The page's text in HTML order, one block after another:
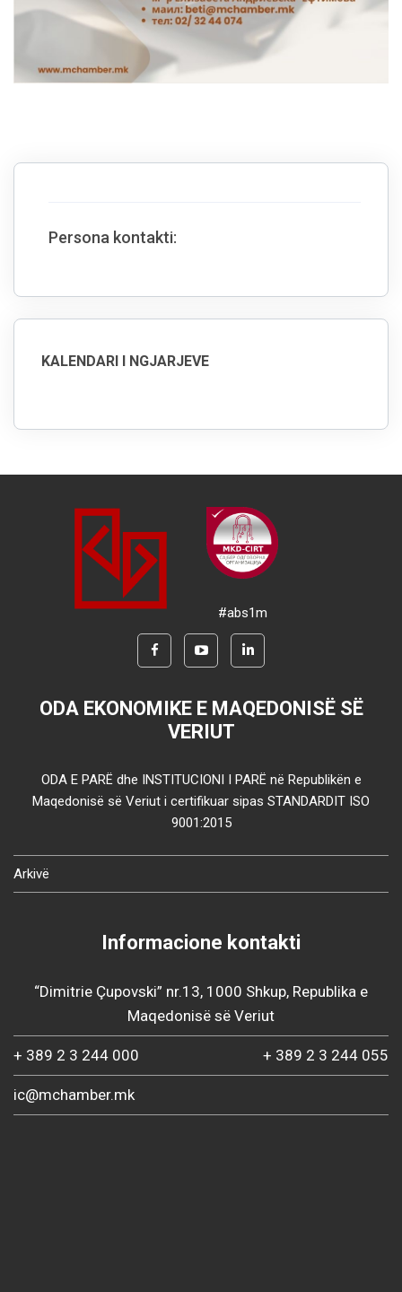
Persona kontakti:
KALENDARI I NGJARJEVE
#abs1m
ODA EKONOMIKE E MAQEDONISË SË
VERIUT
ODA E PARË dhe INSTITUCIONI I PARË në Republikën e
Maqedonisë së Veriut i certifikuar sipas STANDARDIT ISO
9001:2015
Arkivë
Informacione kontakti
“Dimitrie Çupovski” nr.13, 1000 Shkup, Republika e
Maqedonisë së Veriut
+ 389 2 3 244 000 + 389 2 3 244 055
ic@mchamber.mk